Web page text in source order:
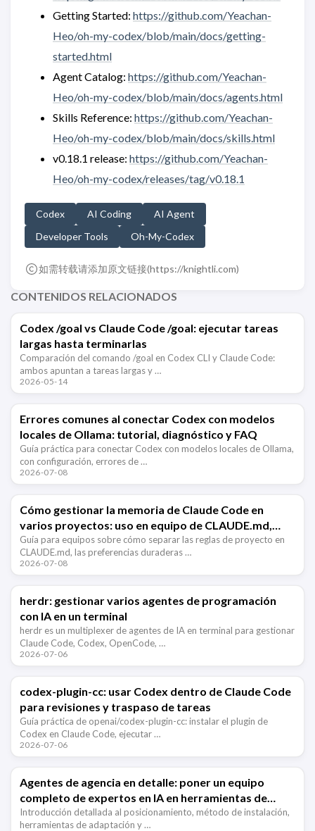
Getting Started: https://github.com/Yeachan-
Heo/oh-my-codex/blob/main/docs/getting-
started.html
Agent Catalog: https://github.com/Yeachan-
Heo/oh-my-codex/blob/main/docs/agents.html
Skills Reference: https://github.com/Yeachan-
Heo/oh-my-codex/blob/main/docs/skills.html
v0.18.1 release: https://github.com/Yeachan-
Heo/oh-my-codex/releases/tag/v0.18.1
Codex AI Coding
AI Agent
Developer Tools
Oh-My-Codex
如需转载请添加原文链接(https://knightli.com)
CONTENIDOS RELACIONADOS
Codex /goal vs Claude Code /goal: ejecutar tareas
largas hasta terminarlas
Comparación del comando /goal en Codex CLI y Claude Code:
ambos apuntan a tareas largas y …
2026-05-14
Errores comunes al conectar Codex con modelos
locales de Ollama: tutorial, diagnóstico y FAQ
Guía práctica para conectar Codex con modelos locales de Ollama,
con configuración, errores de …
2026-07-08
Cómo gestionar la memoria de Claude Code en
varios proyectos: uso en equipo de CLAUDE.md,
Memory y Hooks
Guía para equipos sobre cómo separar las reglas de proyecto en
CLAUDE.md, las preferencias duraderas …
2026-07-08
herdr: gestionar varios agentes de programación
con IA en un terminal
herdr es un multiplexer de agentes de IA en terminal para gestionar
Claude Code, Codex, OpenCode, …
2026-07-06
codex-plugin-cc: usar Codex dentro de Claude Code
para revisiones y traspaso de tareas
Guía práctica de openai/codex-plugin-cc: instalar el plugin de
Codex en Claude Code, ejecutar …
2026-07-06
Agentes de agencia en detalle: poner un equipo
completo de expertos en IA en herramientas de
desarrollo
Introducción detallada al posicionamiento, método de instalación,
herramientas de adaptación y …